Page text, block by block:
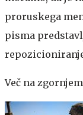
proruskega
pisma
Več na